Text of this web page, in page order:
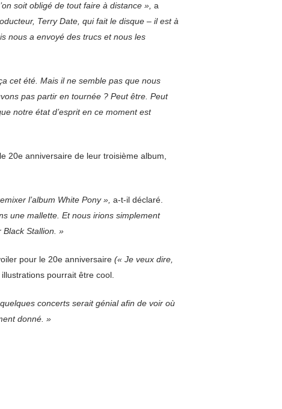
soit obligé de tout faire à distance », a
Terry Date, qui fait le disque – il est à
nous a envoyé des trucs et nous les
cet été. Mais il ne semble pas que nous
pas partir en tournée ? Peut être. Peut
notre état d’esprit en ce moment est
20e anniversaire de leur troisième album,
l’album White Pony », a-t-il déclaré.
une mallette. Et nous irions simplement
Black Stallion. »
pour le 20e anniversaire (« Je veux dire,
pourrait être cool.
concerts serait génial afin de voir où
donné. »